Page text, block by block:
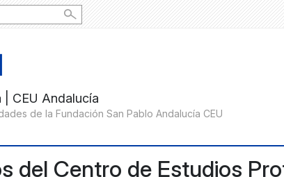
del Centro de Estudios